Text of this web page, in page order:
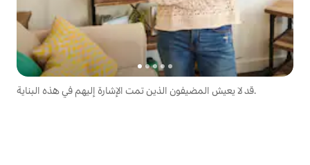
قد لا يعيش المضيفون الذين تمت الإشارة إليهم في هذه البناية.